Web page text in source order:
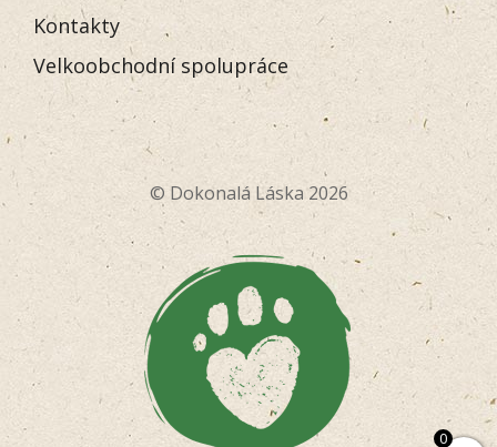
Kontakty
Velkoobchodní spolupráce
© Dokonalá Láska 2026
0